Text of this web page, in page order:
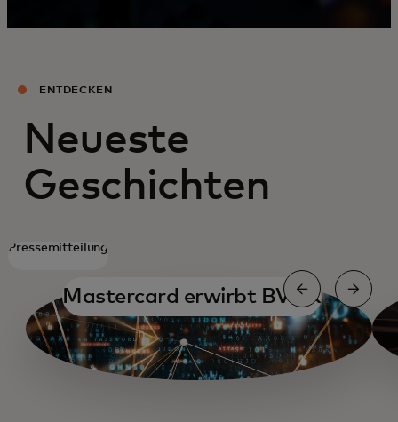
ENTDECKEN
Neueste
Geschichten
Pressemitteilung
Mastercard erwirbt BVNK